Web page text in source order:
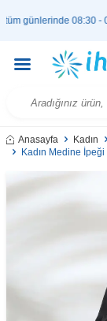
günlerinde 08:30 -
Anasayfa Kadın
Kadın Medine